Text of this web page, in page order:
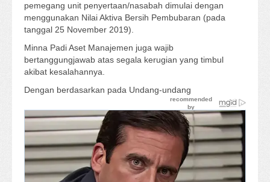
pemegang unit penyertaan/nasabah dimulai dengan
menggunakan Nilai Aktiva Bersih Pembubaran (pada
tanggal 25 November 2019).
Minna Padi Aset Manajemen juga wajib
bertanggungjawab atas segala kerugian yang timbul
akibat kesalahannya.
Dengan berdasarkan pada Undang-undang